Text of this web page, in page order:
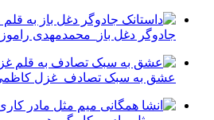
جادوگر دغل باز_محمدمهدی راموز
عشق به سبک تصادف_غزل کاظمی نیا